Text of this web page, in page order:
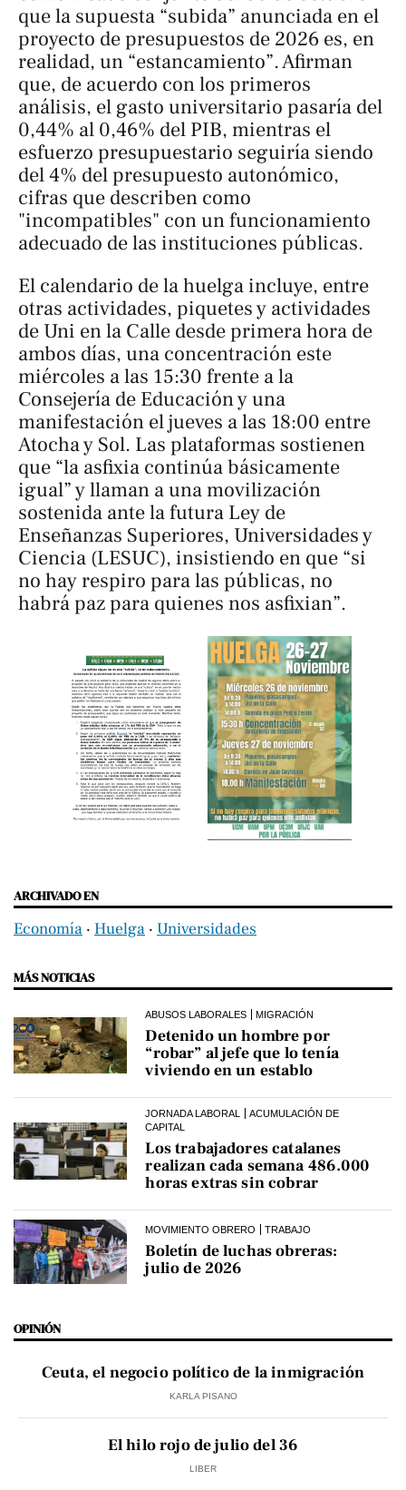
que la supuesta “subida” anunciada en el
proyecto de presupuestos de 2026 es, en
realidad, un “estancamiento”. Afirman
que, de acuerdo con los primeros
análisis, el gasto universitario pasaría del
0,44% al 0,46% del PIB, mientras el
esfuerzo presupuestario seguiría siendo
del 4% del presupuesto autonómico,
cifras que describen como
"incompatibles" con un funcionamiento
adecuado de las instituciones públicas.
El calendario de la huelga incluye, entre
otras actividades, piquetes y actividades
de Uni en la Calle desde primera hora de
ambos días, una concentración este
miércoles a las 15:30 frente a la
Consejería de Educación y una
manifestación el jueves a las 18:00 entre
Atocha y Sol. Las plataformas sostienen
que “la asfixia continúa básicamente
igual” y llaman a una movilización
sostenida ante la futura Ley de
Enseñanzas Superiores, Universidades y
Ciencia (LESUC), insistiendo en que “si
no hay respiro para las públicas, no
habrá paz para quienes nos asfixian”.
ARCHIVADO EN
Economía ‧ Huelga ‧ Universidades
MÁS NOTICIAS
ABUSOS LABORALES MIGRACIÓN
Detenido un hombre por
“robar” al jefe que lo tenía
viviendo en un establo
JORNADA LABORAL
ACUMULACIÓN DE
CAPITAL
Los trabajadores catalanes
realizan cada semana 486.000
horas extras sin cobrar
MOVIMIENTO OBRERO TRABAJO
Boletín de luchas obreras:
julio de 2026
OPINIÓN
Ceuta, el negocio político de la inmigración
KARLA PISANO
El hilo rojo de julio del 36
LIBER